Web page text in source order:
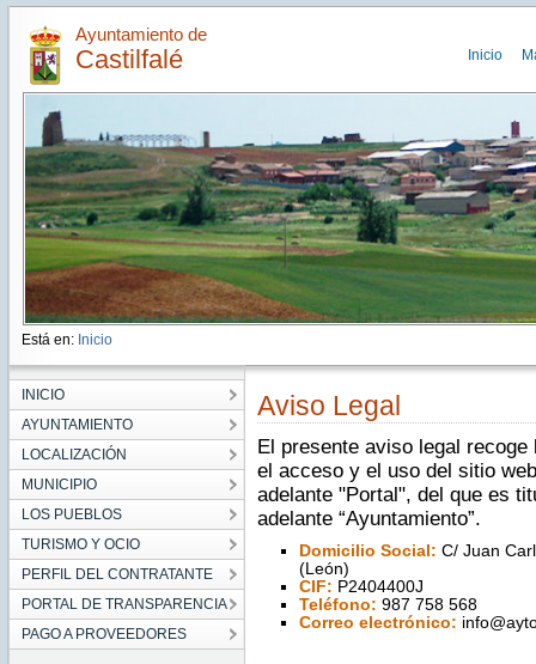
Ayuntamiento de
Castilfalé Inicio
Está en: Inicio
INICIO
AYUNTAMIENTO
LOCALIZACIÓN
MUNICIPIO
LOS PUEBLOS
TURISMO Y OCIO
PERFIL DEL CONTRATANTE
PORTAL DE TRANSPARENCIA
PAGO A PROVEEDORES
Aviso Legal
El presente aviso legal
el acceso y el uso del sitio
adelante "Portal", del que es
adelante “Ayuntamiento”.
Domicilio Social: C/ Juan
(León)
CIF: P2404400J
Teléfono: 987 758 568
Correo electrónico: